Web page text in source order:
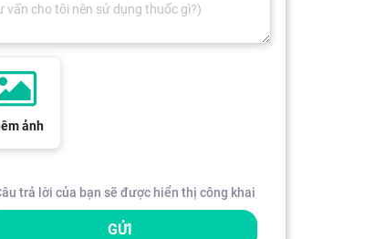
ảnh
trả lời của bạn sẽ được hiển thị công khai
GỬI